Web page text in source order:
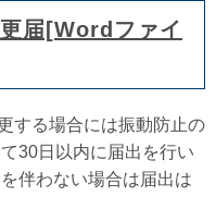
届[Wordファイ
する場合には振動防止の
30日以内に届出を行い
伴わない場合は届出は